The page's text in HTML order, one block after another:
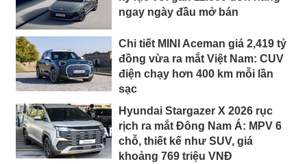
ngay ngày đầu mở bán
Chi tiết MINI Aceman giá 2,419 tỷ
đồng vừa ra mắt Việt Nam: CUV
điện chạy hơn 400 km mỗi lần
sạc
Hyundai Stargazer X 2026 rục
rịch ra mắt Đông Nam Á: MPV 6
chỗ, thiết kế như SUV, giá
khoảng 769 triệu VNĐ